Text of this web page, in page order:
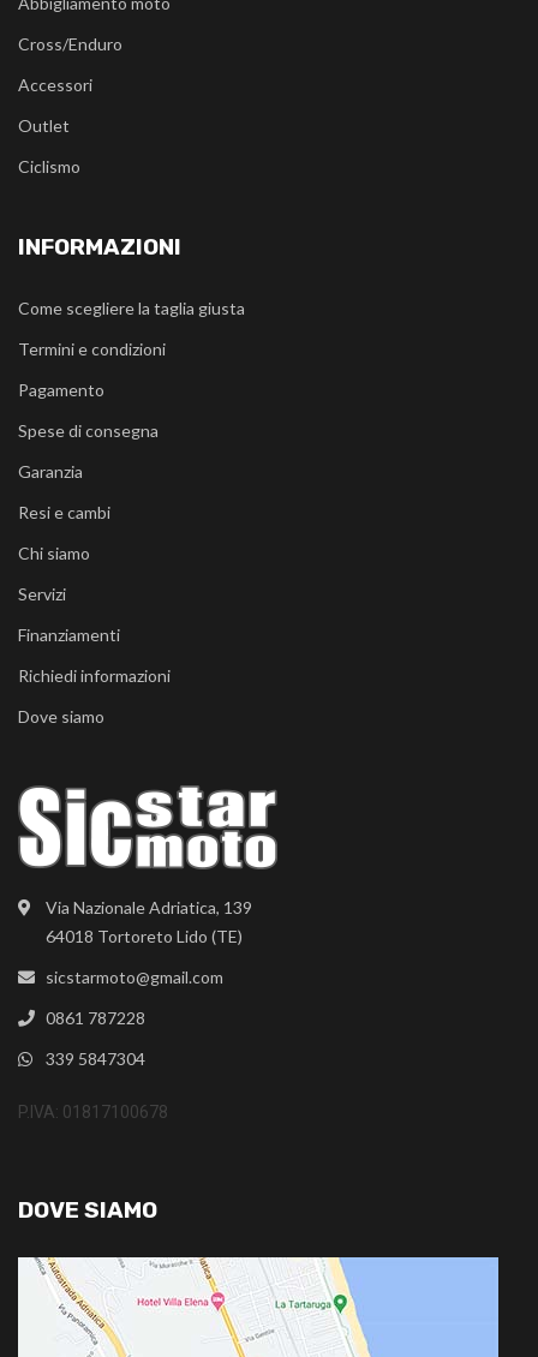
Via Nazionale Adriatica, 139
64018 Tortoreto Lido (TE)
sicstarmoto@gmail.com
0861 787228
339 5847304
P.IVA: 01817100678
Cross/Enduro
Accessori
Outlet
Ciclismo
INFORMAZIONI
Come scegliere la taglia giusta
Termini e condizioni
Pagamento
Spese di consegna
Garanzia
Resi e cambi
Chi siamo
Servizi
Finanziamenti
Richiedi informazioni
Dove siamo
DOVE SIAMO